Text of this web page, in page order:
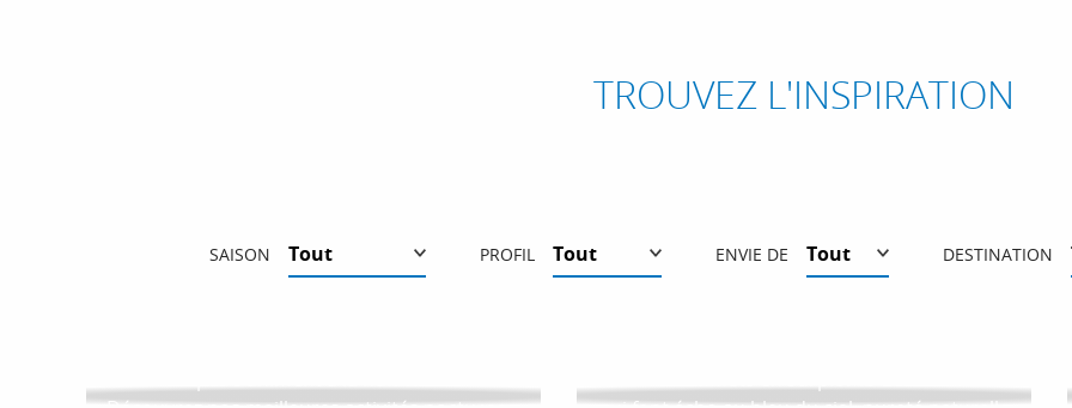
TROUVEZ L'INSPIRATION
SAISON PROFIL ENVIE DE DESTINATION
TOP DES ROOFTOPS OÙ SORTIR EN